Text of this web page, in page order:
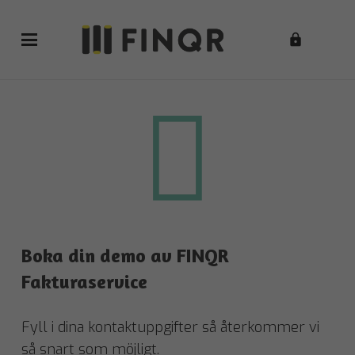
lock
Boka din demo av FINQR
Fakturaservice
Fyll i dina kontaktuppgifter så återkommer vi
så snart som möjligt.